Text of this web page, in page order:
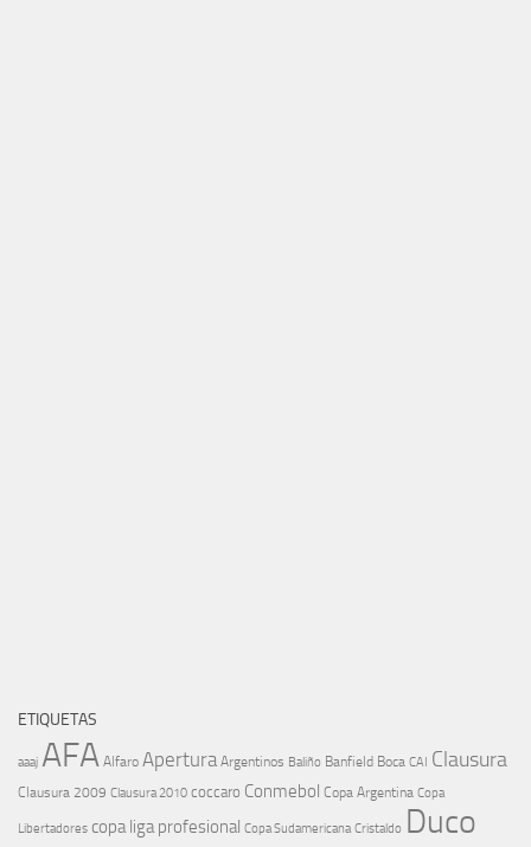
ETIQUETAS
aaaj AFA Alfaro Apertura Argentinos Baliño Banfield Boca CAI Clausura
Clausura 2009 Clausura 2010 coccaro Conmebol Copa Argentina Copa
Libertadores copa liga profesional Copa Sudamericana Cristaldo Duco